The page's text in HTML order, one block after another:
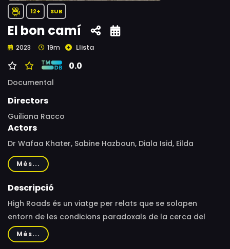
12+ SUB
El bon camí
2023 19m Llista
0.0
Documental
Directors
Guiliana Racco
Actors
Dr Wafaa Khater, Sabine Hazboun, Diala Isid, Eilda
Zaghmout
Més...
Descripció
High Roads és un viatge per relats que se solapen
entorn de les condicions paradoxals de la cerca del
benestar a la Palestina ocupada.Quatre dones generen
benestar desafiant una opressió implacable. La Dra. en
Més...